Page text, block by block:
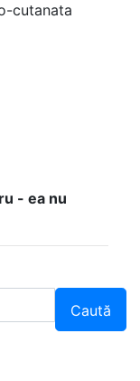
cutanata
- ea nu
Caută